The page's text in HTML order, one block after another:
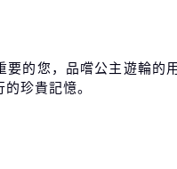
要的您，品嚐公主遊輪的
珍貴記憶。